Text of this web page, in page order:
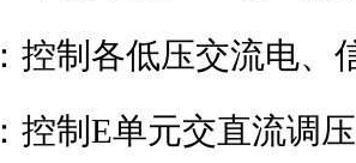
：控制各低压交流电、
：控制 E单元交直流调